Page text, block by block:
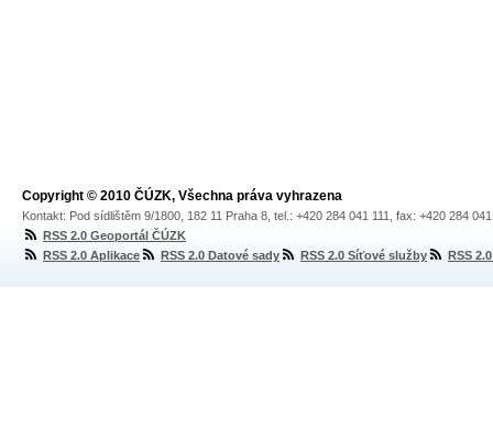
Copyright © 2010 ČÚZK, Všechna práva vyhrazena
Kontakt: Pod sídlištěm 9/1800, 182 11 Praha 8, tel.: +420 284 041 111, fax: +420 284
RSS 2.0 Geoportál ČÚZK
RSS 2.0 Aplikace
RSS 2.0 Datové sady RSS 2.0 Síťové služby RSS